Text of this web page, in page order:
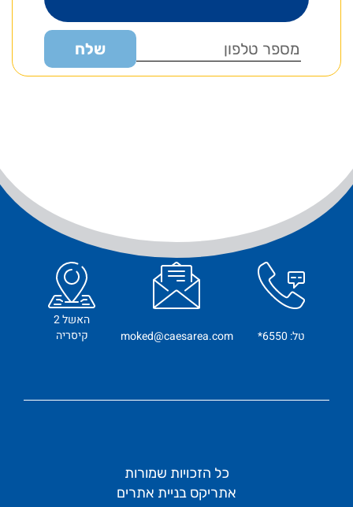
טל: 6550* moked@caesarea.com
האשל 2
קיסריה
כל הזכויות שמורות
אתריקס בניית אתרים